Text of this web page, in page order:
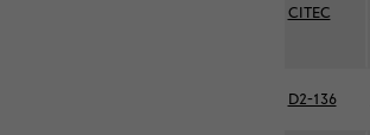
CITEC
D2-136